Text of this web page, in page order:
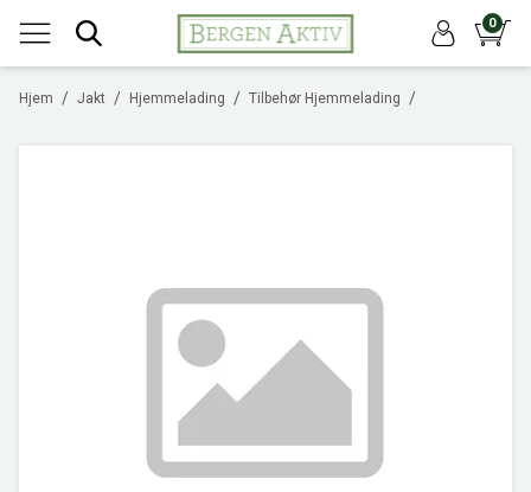
0
/
Hjem /
Jakt /
Hjemmelading /
Tilbehør Hjemmelading